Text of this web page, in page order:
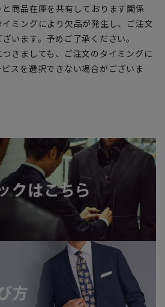
商品在庫を共有しております関係
ミングにより欠品が発生し、ご注文
います。予めご了承ください。
きましても、ご注文のタイミングに
スを選択できない場合がございま